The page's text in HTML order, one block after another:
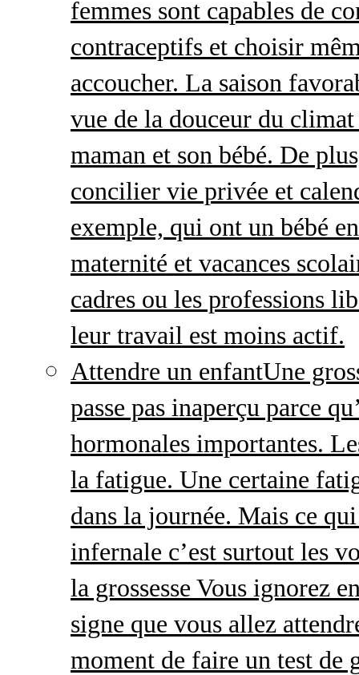
femmes sont capables de
contraceptifs et choisir
accoucher. La saison
vue de la douceur du
maman et son bébé. De
concilier vie privée et
exemple, qui ont un bébé
maternité et vacances
cadres ou les professions
leur travail est moins actif.
Attendre un enfantUne
passe pas inaperçu parce
hormonales importantes.
la fatigue. Une certaine
dans la journée. Mais ce
infernale c’est surtout les
la grossesse Vous ignorez
signe que vous allez
moment de faire un test de